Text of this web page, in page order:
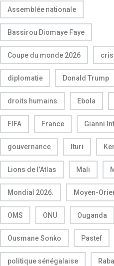
Assemblée nationale
Bassirou Diomaye Faye
Coupe du monde 2026
diplomatie Donald Trump
droits humains Ebola
FIFA France Gianni
gouvernance Ituri
Lions de l’Atlas Mali
Mondial 2026. Moyen-
OMS ONU Ouganda
Ousmane Sonko Pastef
politique sénégalaise